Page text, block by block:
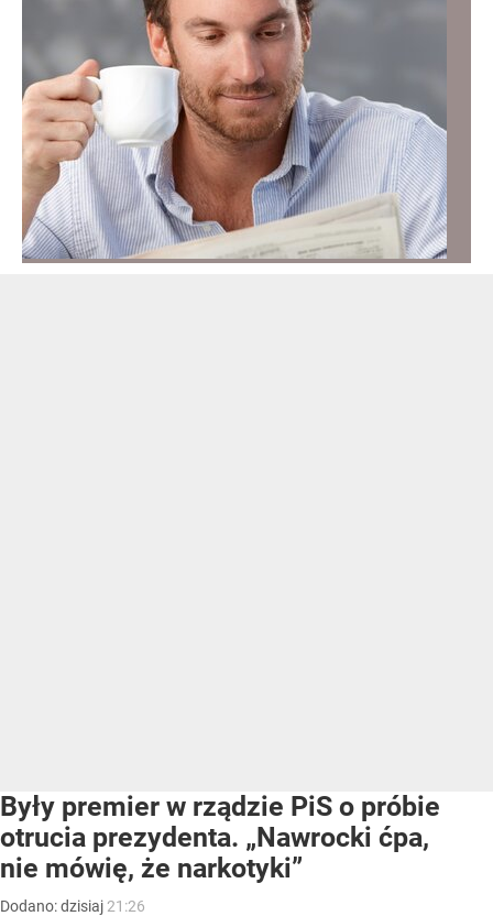
Były premier w rządzie PiS o próbie
otrucia prezydenta. „Nawrocki ćpa,
nie mówię, że narkotyki”
Dodano:dzisiaj 21:26